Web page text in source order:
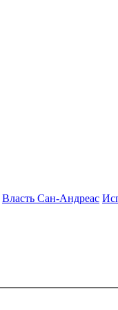
Власть Сан-Андреас